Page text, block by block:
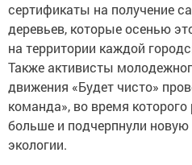
сертификаты на получение
деревьев, которые осенью
на территории каждой
Также активисты
движения «Будет чисто»
команда», во время
больше и подчерпнули
экологии.